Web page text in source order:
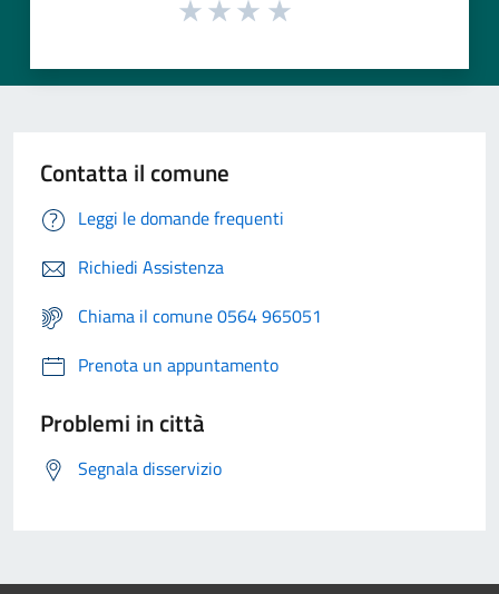
Contatta il comune
Leggi le domande frequenti
Richiedi Assistenza
Chiama il comune 0564 965051
Prenota un appuntamento
Problemi in città
Segnala disservizio